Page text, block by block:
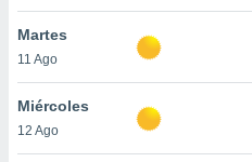
cookies
aceptar
Martes
11 Ago
Miércoles
12 Ago